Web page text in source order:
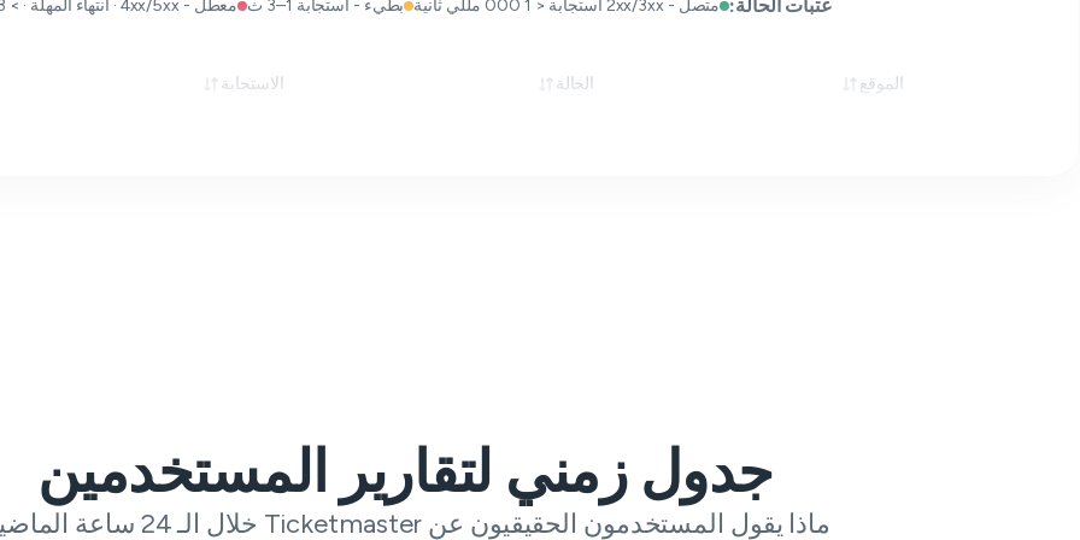
عتبات الحالة: متصل - 2xx/3xx استجابة < 1 000 مللي ثانية بطيء - استجابة 1–3 ث معطل - 4xx/5xx · انتهاء المهلة · > 3 ث
الموقع الحالة الاستجابة
جدول زمني لتقارير المستخدمين
ماذا يقول المستخدمون الحقيقيون عن Ticketmaster خلال الـ 24 ساعة الماضية.